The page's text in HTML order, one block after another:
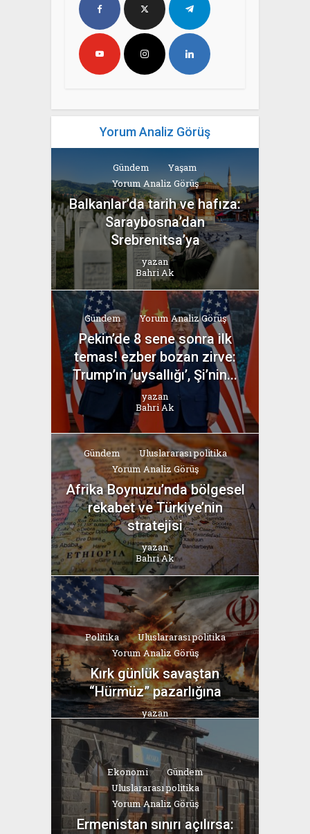
Yorum Analiz Görüş
Gündem
Yaşam
Yorum Analiz Görüş
Balkanlar’da tarih ve hafıza:
Saraybosna’dan
Srebrenitsa’ya
yazan
Bahri Ak
Gündem Yorum Analiz Görüş
Pekin’de 8 sene sonra ilk
temas! ezber bozan zirve:
Trump’ın ‘uysallığı’, Şi’nin...
yazan
Bahri Ak
Gündem
Uluslararası politika
Yorum Analiz Görüş
Afrika Boynuzu’nda bölgesel
rekabet ve Türkiye’nin
stratejisi
yazan
Bahri Ak
Politika
Uluslararası politika
Yorum Analiz Görüş
Kırk günlük savaştan
“Hürmüz” pazarlığına
yazan
Bahri Ak
Ekonomi
Gündem
Uluslararası politika
Yorum Analiz Görüş
Ermenistan sınırı açılırsa: